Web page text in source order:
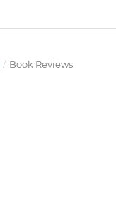
/ Book Reviews